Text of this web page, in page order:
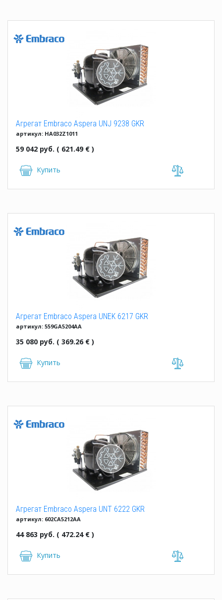
Агрегат Embraco Aspera UNJ 9238 GKR
артикул: HA032Z1011
59 042 руб. ( 621.49 € )
Купить
Агрегат Embraco Aspera UNEK 6217 GKR
артикул: 559GA5204AA
35 080 руб. ( 369.26 € )
Купить
Агрегат Embraco Aspera UNT 6222 GKR
артикул: 602CA5212AA
44 863 руб. ( 472.24 € )
Купить